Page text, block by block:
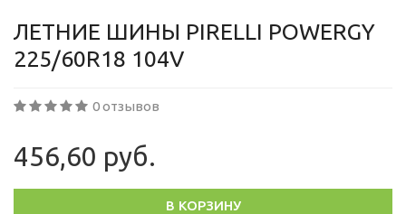
ЛЕТНИЕ ШИНЫ PIRELLI POWERGY
225/60R18 104V
0 отзывов
456,60 руб.
В КОРЗИНУ